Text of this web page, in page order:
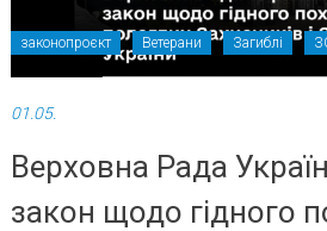
законопроєкт Ветерани Загиблі
01.05.
Верховна Рада
закон щодо гідного